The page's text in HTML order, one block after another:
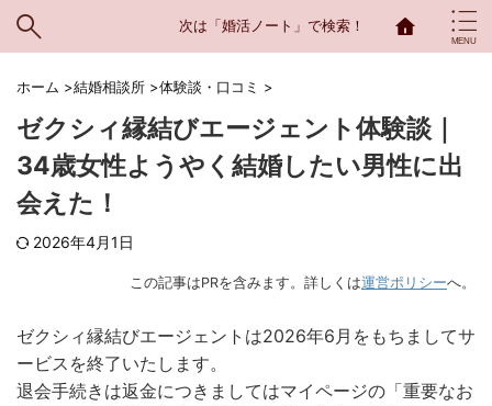
次は「婚活ノート」で検索！
ホーム >結婚相談所 >体験談・口コミ >
ゼクシィ縁結びエージェント体験談｜
34歳女性ようやく結婚したい男性に出
会えた！
2026年4月1日
この記事はPRを含みます。詳しくは運営ポリシーへ。
ゼクシィ縁結びエージェントは2026年6月をもちましてサ
ービスを終了いたします。
退会手続きは返金につきましてはマイページの「重要なお